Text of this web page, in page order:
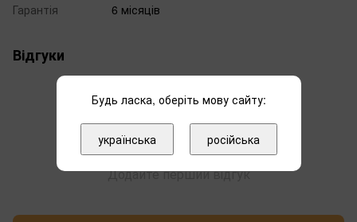
Гарантія
6 місяців
Відгуки
Додайте перший відгук
Будь ласка, оберіть мову сайту:
українська російська